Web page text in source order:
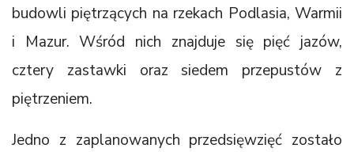
budowli piętrzących na rzekach Podlasia, Warmii
i Mazur. Wśród nich znajduje się pięć jazów,
cztery zastawki oraz siedem przepustów z
piętrzeniem.
Jedno z zaplanowanych przedsięwzięć zostało